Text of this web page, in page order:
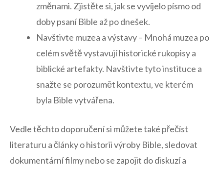
změnami. Zjistěte si, jak se vyvíjelo písmo ​od
doby psaní Bible až po dnešek.
Navštivte⁤ muzea a‌ výstavy – Mnohá muzea⁢ po
celém světě vystavují ‍historické rukopisy ‌a
biblické‌ artefakty. Navštivte ⁢tyto instituce a
snažte⁢ se porozumět⁣ kontextu, ve kterém
byla Bible vytvářena.
Vedle ‍těchto doporučení si můžete také přečíst
literaturu a⁢ články o historii výroby Bible, sledovat
dokumentární filmy nebo se‍ zapojit do​ diskuzí a